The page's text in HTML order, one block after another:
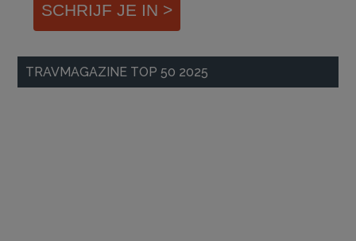
SCHRIJF JE IN >
TRAVMAGAZINE TOP 50 2025